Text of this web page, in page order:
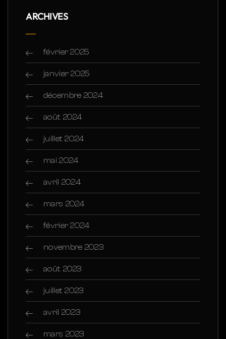
ARCHIVES
février 2025
janvier 2025
décembre 2024
août 2024
juillet 2024
mai 2024
avril 2024
mars 2024
février 2024
novembre 2023
août 2023
juillet 2023
avril 2023
mars 2023